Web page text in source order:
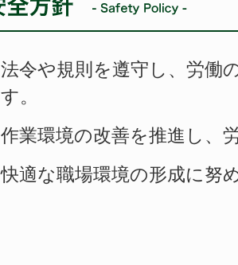
法令や規則を遵守し、労働
す。
作業環境の改善を推進し、
快適な職場環境の形成に努